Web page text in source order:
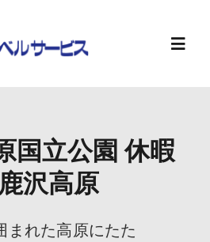
国立公園 休暇
沢高原
まれた高原にたた